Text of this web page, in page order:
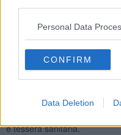
Personal Data
CONFIRM
Data Deletion
febbraio.
Per chi avesse difficoltà è
telefono fisso si può
necessario inserire nome,
e tessera sanitaria.